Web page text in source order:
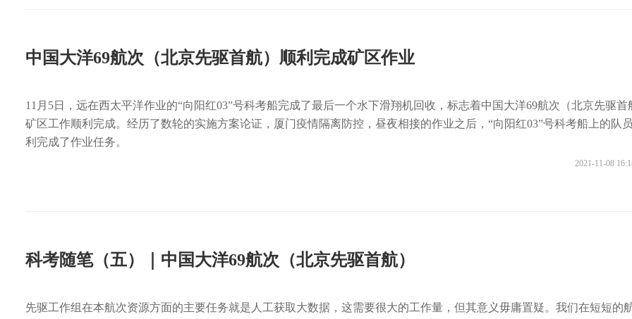
中国大洋69航次（北京先驱首航）顺利完成矿区作业
11月5日，远在西太平洋作业的“向阳红03”号科考船完成了最后一个水下滑翔机回收，标志着中国大洋69航次（北京先驱首
矿区工作顺利完成。经历了数轮的实施方案论证，厦门疫情隔离防控，昼夜相接的作业之后，“向阳红03”号科考船上的队
利完成了作业任务。
2021-11-08
科考随笔（五）｜中国大洋69航次（北京先驱首航）
先驱工作组在本航次资源方面的主要任务就是人工获取大数据，这需要很大的工作量，但其意义毋庸置疑。我们在短短的